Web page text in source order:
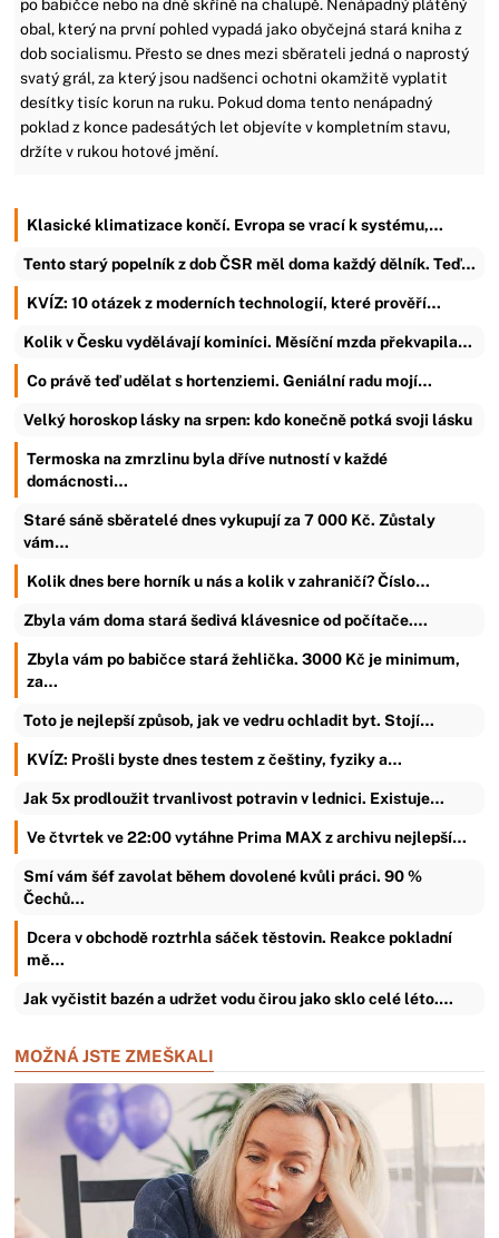
po babičce nebo na dně skříně na chalupě. Nenápadný plátěný
obal, který na první pohled vypadá jako obyčejná stará kniha z
dob socialismu. Přesto se dnes mezi sběrateli jedná o naprostý
svatý grál, za který jsou nadšenci ochotni okamžitě vyplatit
desítky tisíc korun na ruku. Pokud doma tento nenápadný
poklad z konce padesátých let objevíte v kompletním stavu,
držíte v rukou hotové jmění.
Klasické klimatizace končí. Evropa se vrací k systému,…
Tento starý popelník z dob ČSR měl doma každý dělník. Teď…
KVÍZ: 10 otázek z moderních technologií, které prověří…
Kolik v Česku vydělávají kominíci. Měsíční mzda překvapila…
Co právě teď udělat s hortenziemi. Geniální radu mojí…
Velký horoskop lásky na srpen: kdo konečně potká svoji lásku
Termoska na zmrzlinu byla dříve nutností v každé
domácnosti…
Staré sáně sběratelé dnes vykupují za 7 000 Kč. Zůstaly
vám…
Kolik dnes bere horník u nás a kolik v zahraničí? Číslo…
Zbyla vám doma stará šedivá klávesnice od počítače.…
Zbyla vám po babičce stará žehlička. 3000 Kč je minimum,
za…
Toto je nejlepší způsob, jak ve vedru ochladit byt. Stojí…
KVÍZ: Prošli byste dnes testem z češtiny, fyziky a…
Jak 5x prodloužit trvanlivost potravin v lednici. Existuje…
Ve čtvrtek ve 22:00 vytáhne Prima MAX z archivu nejlepší…
Smí vám šéf zavolat během dovolené kvůli práci. 90 %
Čechů…
Dcera v obchodě roztrhla sáček těstovin. Reakce pokladní
mě…
Jak vyčistit bazén a udržet vodu čirou jako sklo celé léto.…
MOŽNÁ JSTE ZMEŠKALI